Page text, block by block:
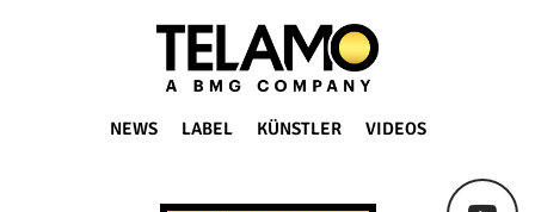
TELAMO
NEWS LABEL KÜNSTLER VIDEOS